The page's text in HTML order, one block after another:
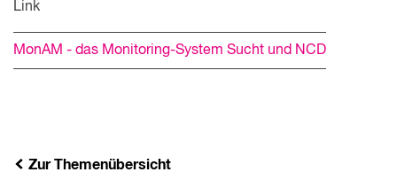
Link
MonAM - das Monitoring-System Sucht und NCD
Zur Themenübersicht